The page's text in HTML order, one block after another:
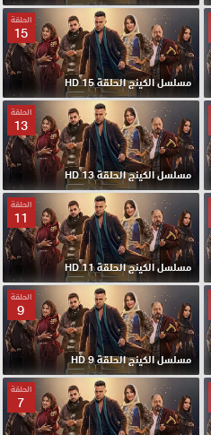
الحلقة
15
مسلسل الكينج الحلقة 15 HD
الحلقة
13
مسلسل الكينج الحلقة 13 HD
الحلقة
11
مسلسل الكينج الحلقة 11 HD
الحلقة
9
مسلسل الكينج الحلقة 9 HD
الحلقة
7